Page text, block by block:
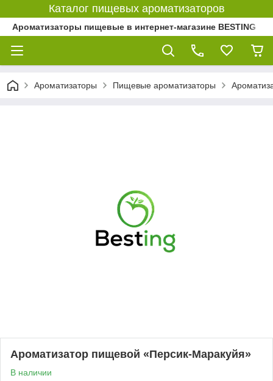
Каталог пищевых ароматизаторов
Ароматизаторы пищевые в интернет-магазине BESTING
Ароматизаторы Пищевые ароматизаторы
Ароматизатор пищевой «Персик-Маракуйя»
В наличии